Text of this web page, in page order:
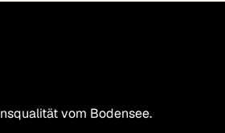
vom Bodensee.